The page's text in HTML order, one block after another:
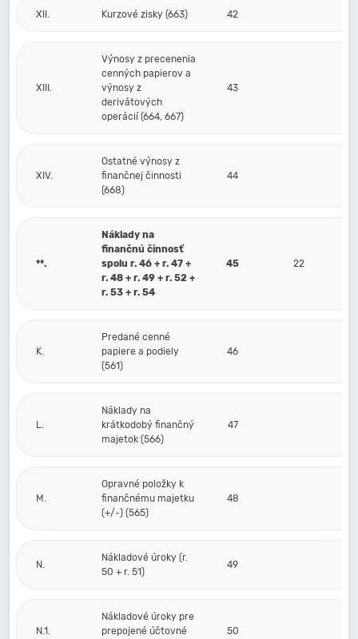
XII. Kurzové zisky (663) 42
XIII.
Výnosy z precenenia
cenných papierov a
výnosy z
derivátových
operácií (664, 667)
43
XIV.
Ostatné výnosy z
finančnej činnosti
(668)
44
**.
Náklady na
finančnú činnosť
spolu r. 46 + r. 47 +
r. 48 + r. 49 + r. 52 +
r. 53 + r. 54
45 22
K.
Predané cenné
papiere a podiely
(561)
46
L.
Náklady na
krátkodobý finančný
majetok (566)
47
M.
Opravné položky k
finančnému majetku
(+/-) (565)
48
N.
Nákladové úroky (r.
50 + r. 51)
49
N.1.
Nákladové úroky pre
prepojené účtovné
50